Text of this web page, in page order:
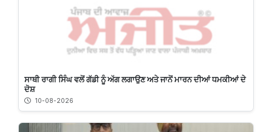
ਸਾਥੀ ਰਾਗੀ ਸਿੰਘ ਵਲੋਂ ਗੱਡੀ ਨੂੰ ਅੱਗ ਲਗਾਉਣ ਅਤੇ ਜਾਨੋਂ ਮਾਰਨ ਦੀਆਂ ਧਮਕੀਆਂ ਦੇ
ਦੋਸ਼
10-08-2026